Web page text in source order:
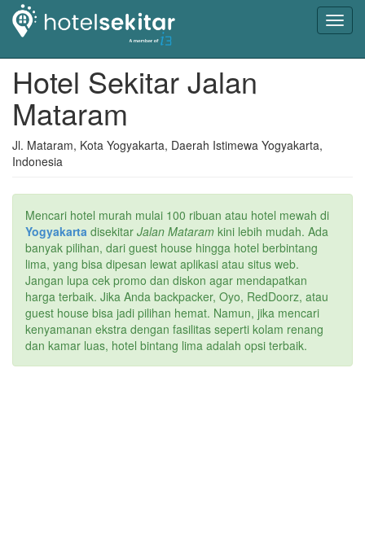
Hotel Sekitar Jalan
Mataram
Jl. Mataram, Kota Yogyakarta, Daerah Istimewa Yogyakarta,
Indonesia
Mencari hotel murah mulai 100 ribuan atau hotel mewah di
Yogyakarta disekitar Jalan Mataram kini lebih mudah. Ada
banyak pilihan, dari guest house hingga hotel berbintang
lima, yang bisa dipesan lewat aplikasi atau situs web.
Jangan lupa cek promo dan diskon agar mendapatkan
harga terbaik. Jika Anda backpacker, Oyo, RedDoorz, atau
guest house bisa jadi pilihan hemat. Namun, jika mencari
kenyamanan ekstra dengan fasilitas seperti kolam renang
dan kamar luas, hotel bintang lima adalah opsi terbaik.